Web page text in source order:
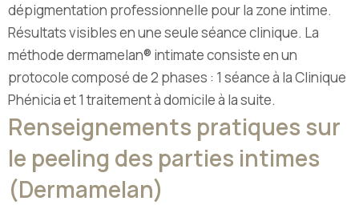
dépigmentation professionnelle pour la zone intime.
Résultats visibles en une seule séance clinique. La
méthode dermamelan® intimate consiste en un
protocole composé de 2 phases : 1 séance à la Clinique
Phénicia et 1 traitement à domicile à la suite.
Renseignements pratiques sur
le peeling des parties intimes
(Dermamelan)